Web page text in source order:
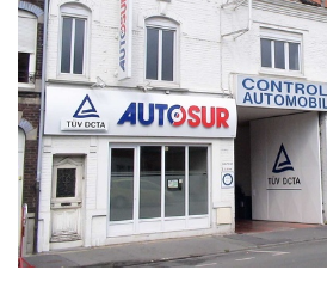
•Camping Car et Gros Volume
Pour connaître l’état de votre
découvrez les différentes
ducentre Autosur WATTRELOS:
•La visite initiale
•La Contre-visite